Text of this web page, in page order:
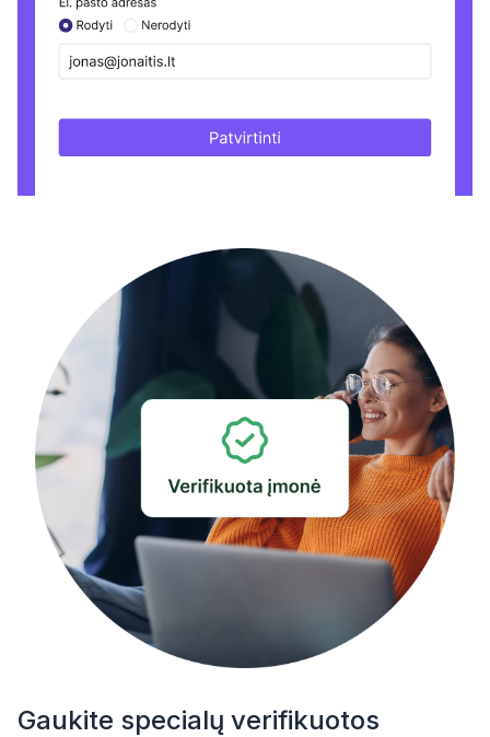
Gaukite specialų verifikuotos